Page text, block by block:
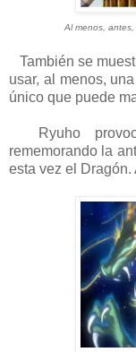
Al menos,
También se
usar, al menos,
único que puede
Ryuho
rememorando la
esta vez el